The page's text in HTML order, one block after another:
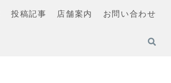
投稿記事 店舗案内 お問い合わせ